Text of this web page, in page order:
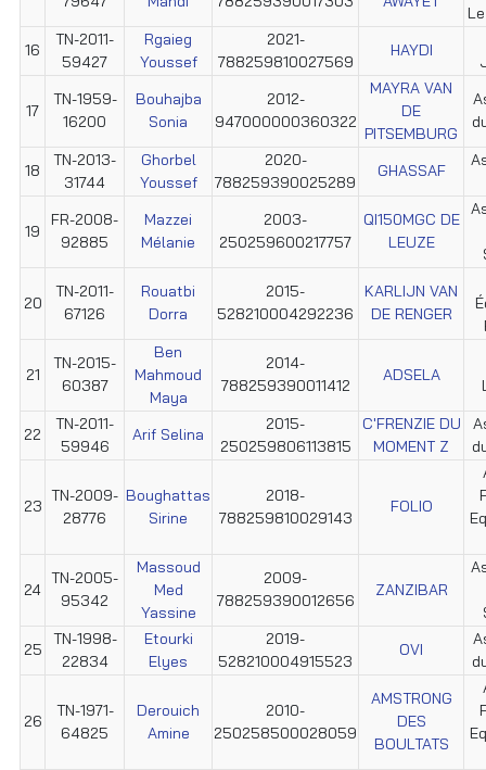
16
TN-2011-
59427
Rgaieg
Youssef
2021-
788259810027569
HAYDI
17
TN-1959-
16200
Bouhajba
Sonia
2012-
947000000360322
MAYRA VAN
DE
PITSEMBURG
18
TN-2013-
31744
Ghorbel
Youssef
2020-
788259390025289
GHASSAF
19
FR-2008-
92885
Mazzei
Mélanie
2003-
250259600217757
QI150MGC DE
LEUZE
20
TN-2011-
67126
Rouatbi
Dorra
2015-
528210004292236
KARLIJN VAN
DE RENGER
21
TN-2015-
60387
Ben
Mahmoud
Maya
2014-
788259390011412
ADSELA
22
TN-2011-
59946
Arif Selina
2015-
250259806113815
C'FRENZIE DU
MOMENT Z
23
TN-2009-
28776
Boughattas
Sirine
2018-
788259810029143
FOLIO
24
TN-2005-
95342
Massoud
Med
Yassine
2009-
788259390012656
ZANZIBAR
25
TN-1998-
22834
Etourki
Elyes
2019-
528210004915523
OVI
26
TN-1971-
64825
Derouich
Amine
2010-
250258500028059
AMSTRONG
DES
BOULTATS